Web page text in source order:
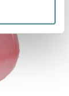
placering,